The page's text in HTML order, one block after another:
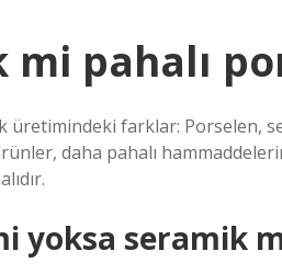
mi pahalı
üretimindeki farklar: Porselen,
daha pahalı
yoksa seramik